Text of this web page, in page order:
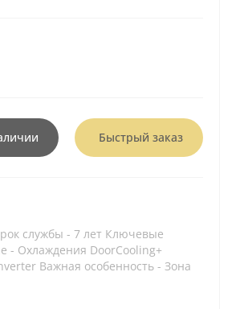
Быстрый заказ
службы - 7 лет Ключевые
- Охлаждения DoorCooling+
Важная особенность - Зона